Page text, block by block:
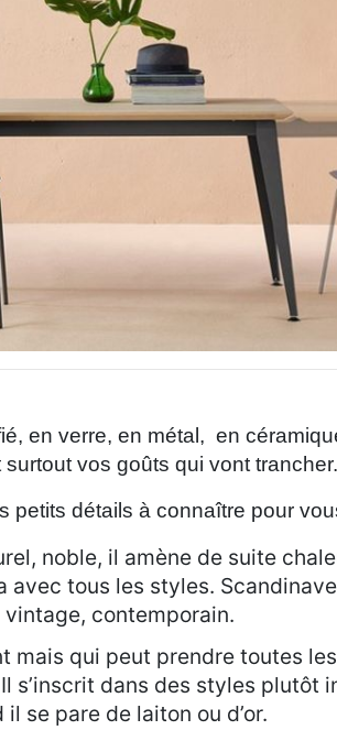
en verre, en métal, en
vos goûts qui vont trancher.
petits détails à connaître pour
noble, il amène de suite
avec tous les styles.
contemporain.
mais qui peut prendre toutes les
s’inscrit dans des styles plutôt
se pare de laiton ou d’or.